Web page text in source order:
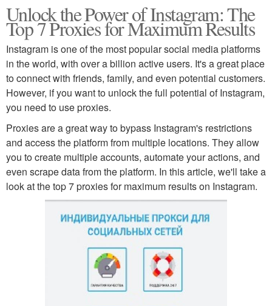
Unlock the Power of Instagram: The
Top 7 Proxies for Maximum Results
Instagram is one of the most popular social media platforms
in the world, with over a billion active users. It's a great place
to connect with friends, family, and even potential customers.
However, if you want to unlock the full potential of Instagram,
you need to use proxies.
Proxies are a great way to bypass Instagram's restrictions
and access the platform from multiple locations. They allow
you to create multiple accounts, automate your actions, and
even scrape data from the platform. In this article, we'll take a
look at the top 7 proxies for maximum results on Instagram.